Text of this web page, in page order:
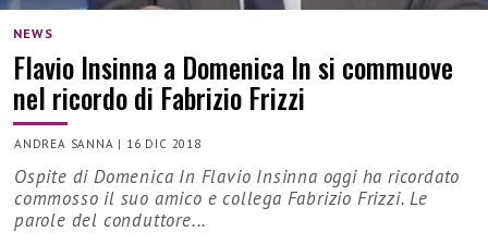
NEWS
Flavio Insinna a Domenica In si commuove
nel ricordo di Fabrizio Frizzi
ANDREA SANNA | 16 DIC 2018
Ospite di Domenica In Flavio Insinna oggi ha ricordato
commosso il suo amico e collega Fabrizio Frizzi. Le
parole del conduttore...